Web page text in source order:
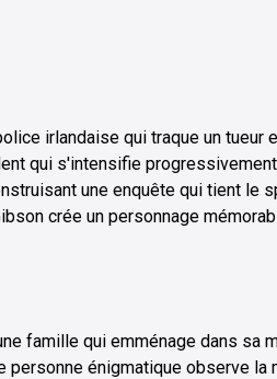
irlandaise qui traque un tueur
qui s'intensifie
une enquête qui tient le
crée un personnage
famille qui emménage dans sa
personne énigmatique observe la